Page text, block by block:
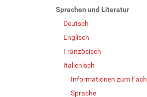
Sprachen und Literatur
Deutsch
Englisch
Französisch
Italienisch
Informationen zum Fach
Sprache